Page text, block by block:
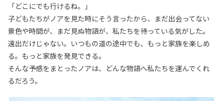
「どこにでも行けるね。」
子どもたちがノアを見た時にそう言ったから、まだ出会ってない
景色や時間が、まだ見ぬ物語が、私たちを待っている気がした。
遠出だけじゃない。いつもの道の途中でも、もっと家族を楽しめ
る。もっと家族を発見できる。
そんな予感をまとったノアは、どんな物語へ私たちを運んでくれ
るだろう。